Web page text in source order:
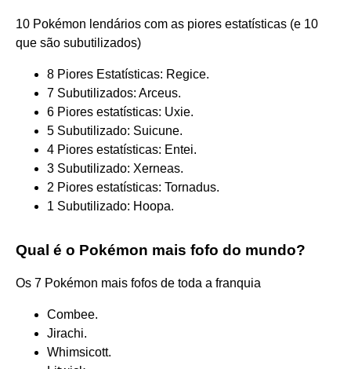
10 Pokémon lendários com as piores estatísticas (e 10
que são subutilizados)
8 Piores Estatísticas: Regice.
7 Subutilizados: Arceus.
6 Piores estatísticas: Uxie.
5 Subutilizado: Suicune.
4 Piores estatísticas: Entei.
3 Subutilizado: Xerneas.
2 Piores estatísticas: Tornadus.
1 Subutilizado: Hoopa.
Qual é o Pokémon mais fofo do mundo?
Os 7 Pokémon mais fofos de toda a franquia
Combee.
Jirachi.
Whimsicott.